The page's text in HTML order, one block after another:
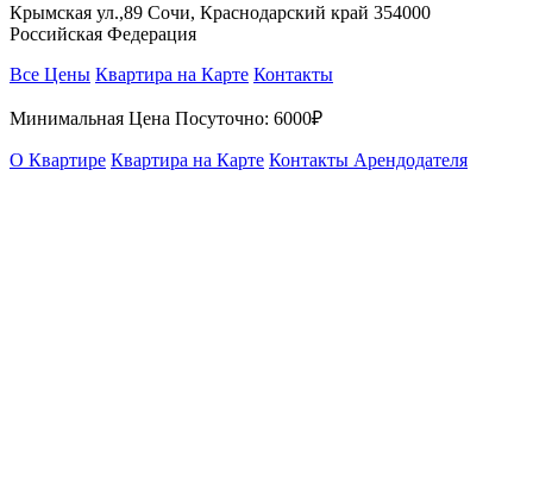
Крымская ул.,89 Сочи, Краснодарский край 354000
Российская Федерация
Все Цены Квартира на Карте Контакты
Минимальная Цена Посуточно: 6000₽
О Квартире Квартира на Карте Контакты Арендодателя